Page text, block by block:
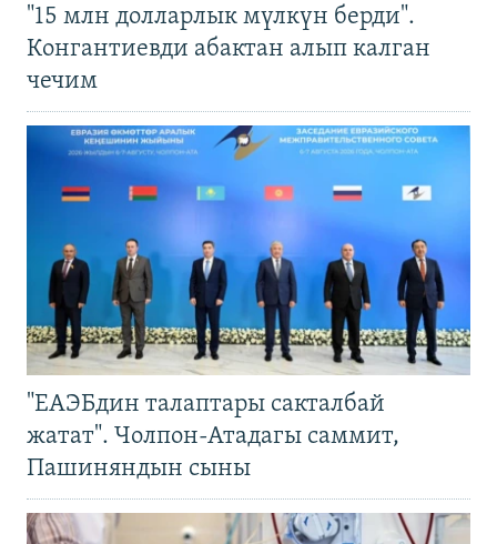
"15 млн долларлык мүлкүн берди".
Конгантиевди абактан алып калган
чечим
"ЕАЭБдин талаптары сакталбай
жатат". Чолпон-Атадагы саммит,
Пашиняндын сыны